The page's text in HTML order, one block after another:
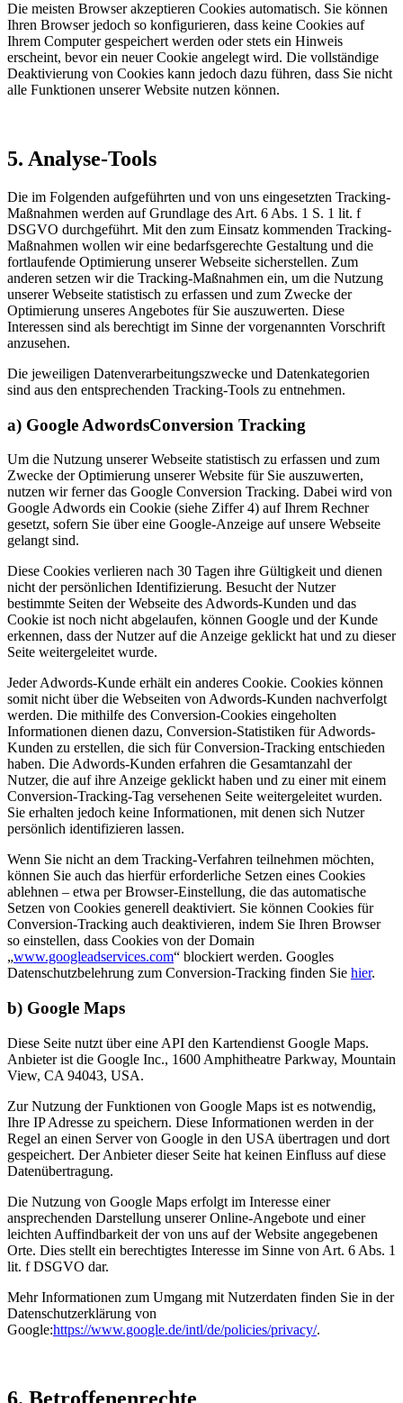
Die meisten Browser akzeptieren Cookies automatisch. Sie können
Ihren Browser jedoch so konfigurieren, dass keine Cookies auf
Ihrem Computer gespeichert werden oder stets ein Hinweis
erscheint, bevor ein neuer Cookie angelegt wird. Die vollständige
Deaktivierung von Cookies kann jedoch dazu führen, dass Sie nicht
alle Funktionen unserer Website nutzen können.
5. Analyse-Tools
Die im Folgenden aufgeführten und von uns eingesetzten Tracking-
Maßnahmen werden auf Grundlage des Art. 6 Abs. 1 S. 1 lit. f
DSGVO durchgeführt. Mit den zum Einsatz kommenden Tracking-
Maßnahmen wollen wir eine bedarfsgerechte Gestaltung und die
fortlaufende Optimierung unserer Webseite sicherstellen. Zum
anderen setzen wir die Tracking-Maßnahmen ein, um die Nutzung
unserer Webseite statistisch zu erfassen und zum Zwecke der
Optimierung unseres Angebotes für Sie auszuwerten. Diese
Interessen sind als berechtigt im Sinne der vorgenannten Vorschrift
anzusehen.
Die jeweiligen Datenverarbeitungszwecke und Datenkategorien
sind aus den entsprechenden Tracking-Tools zu entnehmen.
a) Google AdwordsConversion Tracking
Um die Nutzung unserer Webseite statistisch zu erfassen und zum
Zwecke der Optimierung unserer Website für Sie auszuwerten,
nutzen wir ferner das Google Conversion Tracking. Dabei wird von
Google Adwords ein Cookie (siehe Ziffer 4) auf Ihrem Rechner
gesetzt, sofern Sie über eine Google-Anzeige auf unsere Webseite
gelangt sind.
Diese Cookies verlieren nach 30 Tagen ihre Gültigkeit und dienen
nicht der persönlichen Identifizierung. Besucht der Nutzer
bestimmte Seiten der Webseite des Adwords-Kunden und das
Cookie ist noch nicht abgelaufen, können Google und der Kunde
erkennen, dass der Nutzer auf die Anzeige geklickt hat und zu dieser
Seite weitergeleitet wurde.
Jeder Adwords-Kunde erhält ein anderes Cookie. Cookies können
somit nicht über die Webseiten von Adwords-Kunden nachverfolgt
werden. Die mithilfe des Conversion-Cookies eingeholten
Informationen dienen dazu, Conversion-Statistiken für Adwords-
Kunden zu erstellen, die sich für Conversion-Tracking entschieden
haben. Die Adwords-Kunden erfahren die Gesamtanzahl der
Nutzer, die auf ihre Anzeige geklickt haben und zu einer mit einem
Conversion-Tracking-Tag versehenen Seite weitergeleitet wurden.
Sie erhalten jedoch keine Informationen, mit denen sich Nutzer
persönlich identifizieren lassen.
Wenn Sie nicht an dem Tracking-Verfahren teilnehmen möchten,
können Sie auch das hierfür erforderliche Setzen eines Cookies
ablehnen – etwa per Browser-Einstellung, die das automatische
Setzen von Cookies generell deaktiviert. Sie können Cookies für
Conversion-Tracking auch deaktivieren, indem Sie Ihren Browser
so einstellen, dass Cookies von der Domain
„www.googleadservices.com“ blockiert werden. Googles
Datenschutzbelehrung zum Conversion-Tracking finden Sie hier.
b) Google Maps
Diese Seite nutzt über eine API den Kartendienst Google Maps.
Anbieter ist die Google Inc., 1600 Amphitheatre Parkway, Mountain
View, CA 94043, USA.
Zur Nutzung der Funktionen von Google Maps ist es notwendig,
Ihre IP Adresse zu speichern. Diese Informationen werden in der
Regel an einen Server von Google in den USA übertragen und dort
gespeichert. Der Anbieter dieser Seite hat keinen Einfluss auf diese
Datenübertragung.
Die Nutzung von Google Maps erfolgt im Interesse einer
ansprechenden Darstellung unserer Online-Angebote und einer
leichten Auffindbarkeit der von uns auf der Website angegebenen
Orte. Dies stellt ein berechtigtes Interesse im Sinne von Art. 6 Abs. 1
lit. f DSGVO dar.
Mehr Informationen zum Umgang mit Nutzerdaten finden Sie in der
Datenschutzerklärung von
Google:https://www.google.de/intl/de/policies/privacy/.